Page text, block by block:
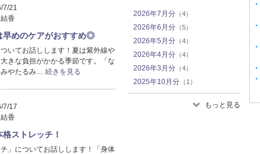
7/21
香
早めのケアがおすすめ◎
いてお話しします！夏は紫外線や
きな負担がかかる季節です。「な
やたるみ… 続きを見る
7/17
香
ストレッチ！
」についてお話しします！「身体
2026年7月分 （4）
2026年6月分 （5）
2026年5月分 （4）
2026年4月分 （4）
2026年3月分 （4）
2025年10月分 （1）
2025年9月分（4）
もっと見る